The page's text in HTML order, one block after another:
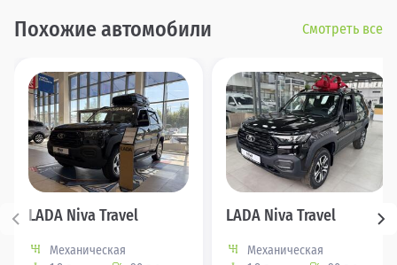
Похожие автомобили Смотреть все
LADA Niva Travel
Механическая
LADA Niva Travel
Механическая